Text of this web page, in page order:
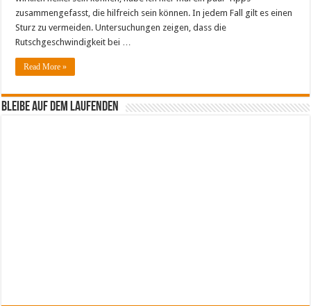
zusammengefasst, die hilfreich sein können. In jedem Fall gilt es einen
Sturz zu vermeiden. Untersuchungen zeigen, dass die
Rutschgeschwindigkeit bei …
Read More »
Bleibe auf dem Laufenden